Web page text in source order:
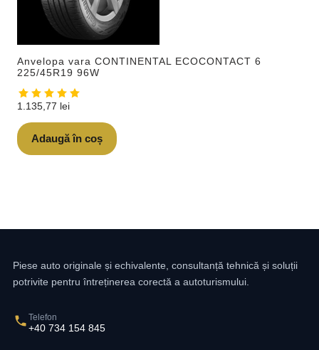
Anvelopa vara CONTINENTAL ECOCONTACT 6
225/45R19 96W
1.135,77 lei
Adaugă în coș
Piese auto originale și echivalente, consultanță tehnică și soluții
potrivite pentru întreținerea corectă a autoturismului.
Telefon
+40 734 154 845